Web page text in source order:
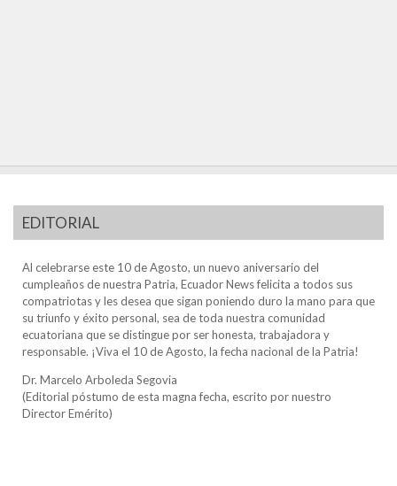
EDITORIAL
Al celebrarse este 10 de Agosto, un nuevo aniversario del
cumpleaños de nuestra Patria, Ecuador News felicita a todos sus
compatriotas y les desea que sigan poniendo duro la mano para que
su triunfo y éxito personal, sea de toda nuestra comunidad
ecuatoriana que se distingue por ser honesta, trabajadora y
responsable. ¡Viva el 10 de Agosto, la fecha nacional de la Patria!
Dr. Marcelo Arboleda Segovia
(Editorial póstumo de esta magna fecha, escrito por nuestro
Director Emérito)